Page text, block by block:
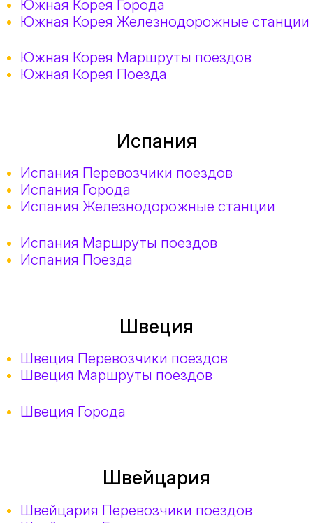
Южная Корея Города
Южная Корея Железнодорожные станции
Южная Корея Маршруты поездов
Южная Корея Поезда
Испания
Испания Перевозчики поездов
Испания Города
Испания Железнодорожные станции
Испания Маршруты поездов
Испания Поезда
Швеция
Швеция Перевозчики поездов
Швеция Маршруты поездов
Швеция Города
Швейцария
Швейцария Перевозчики поездов